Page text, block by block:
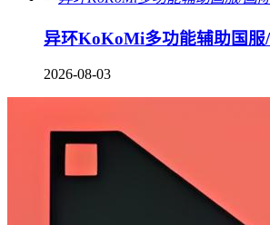
异环KoKoMi多功能辅助国服
2026-08-03